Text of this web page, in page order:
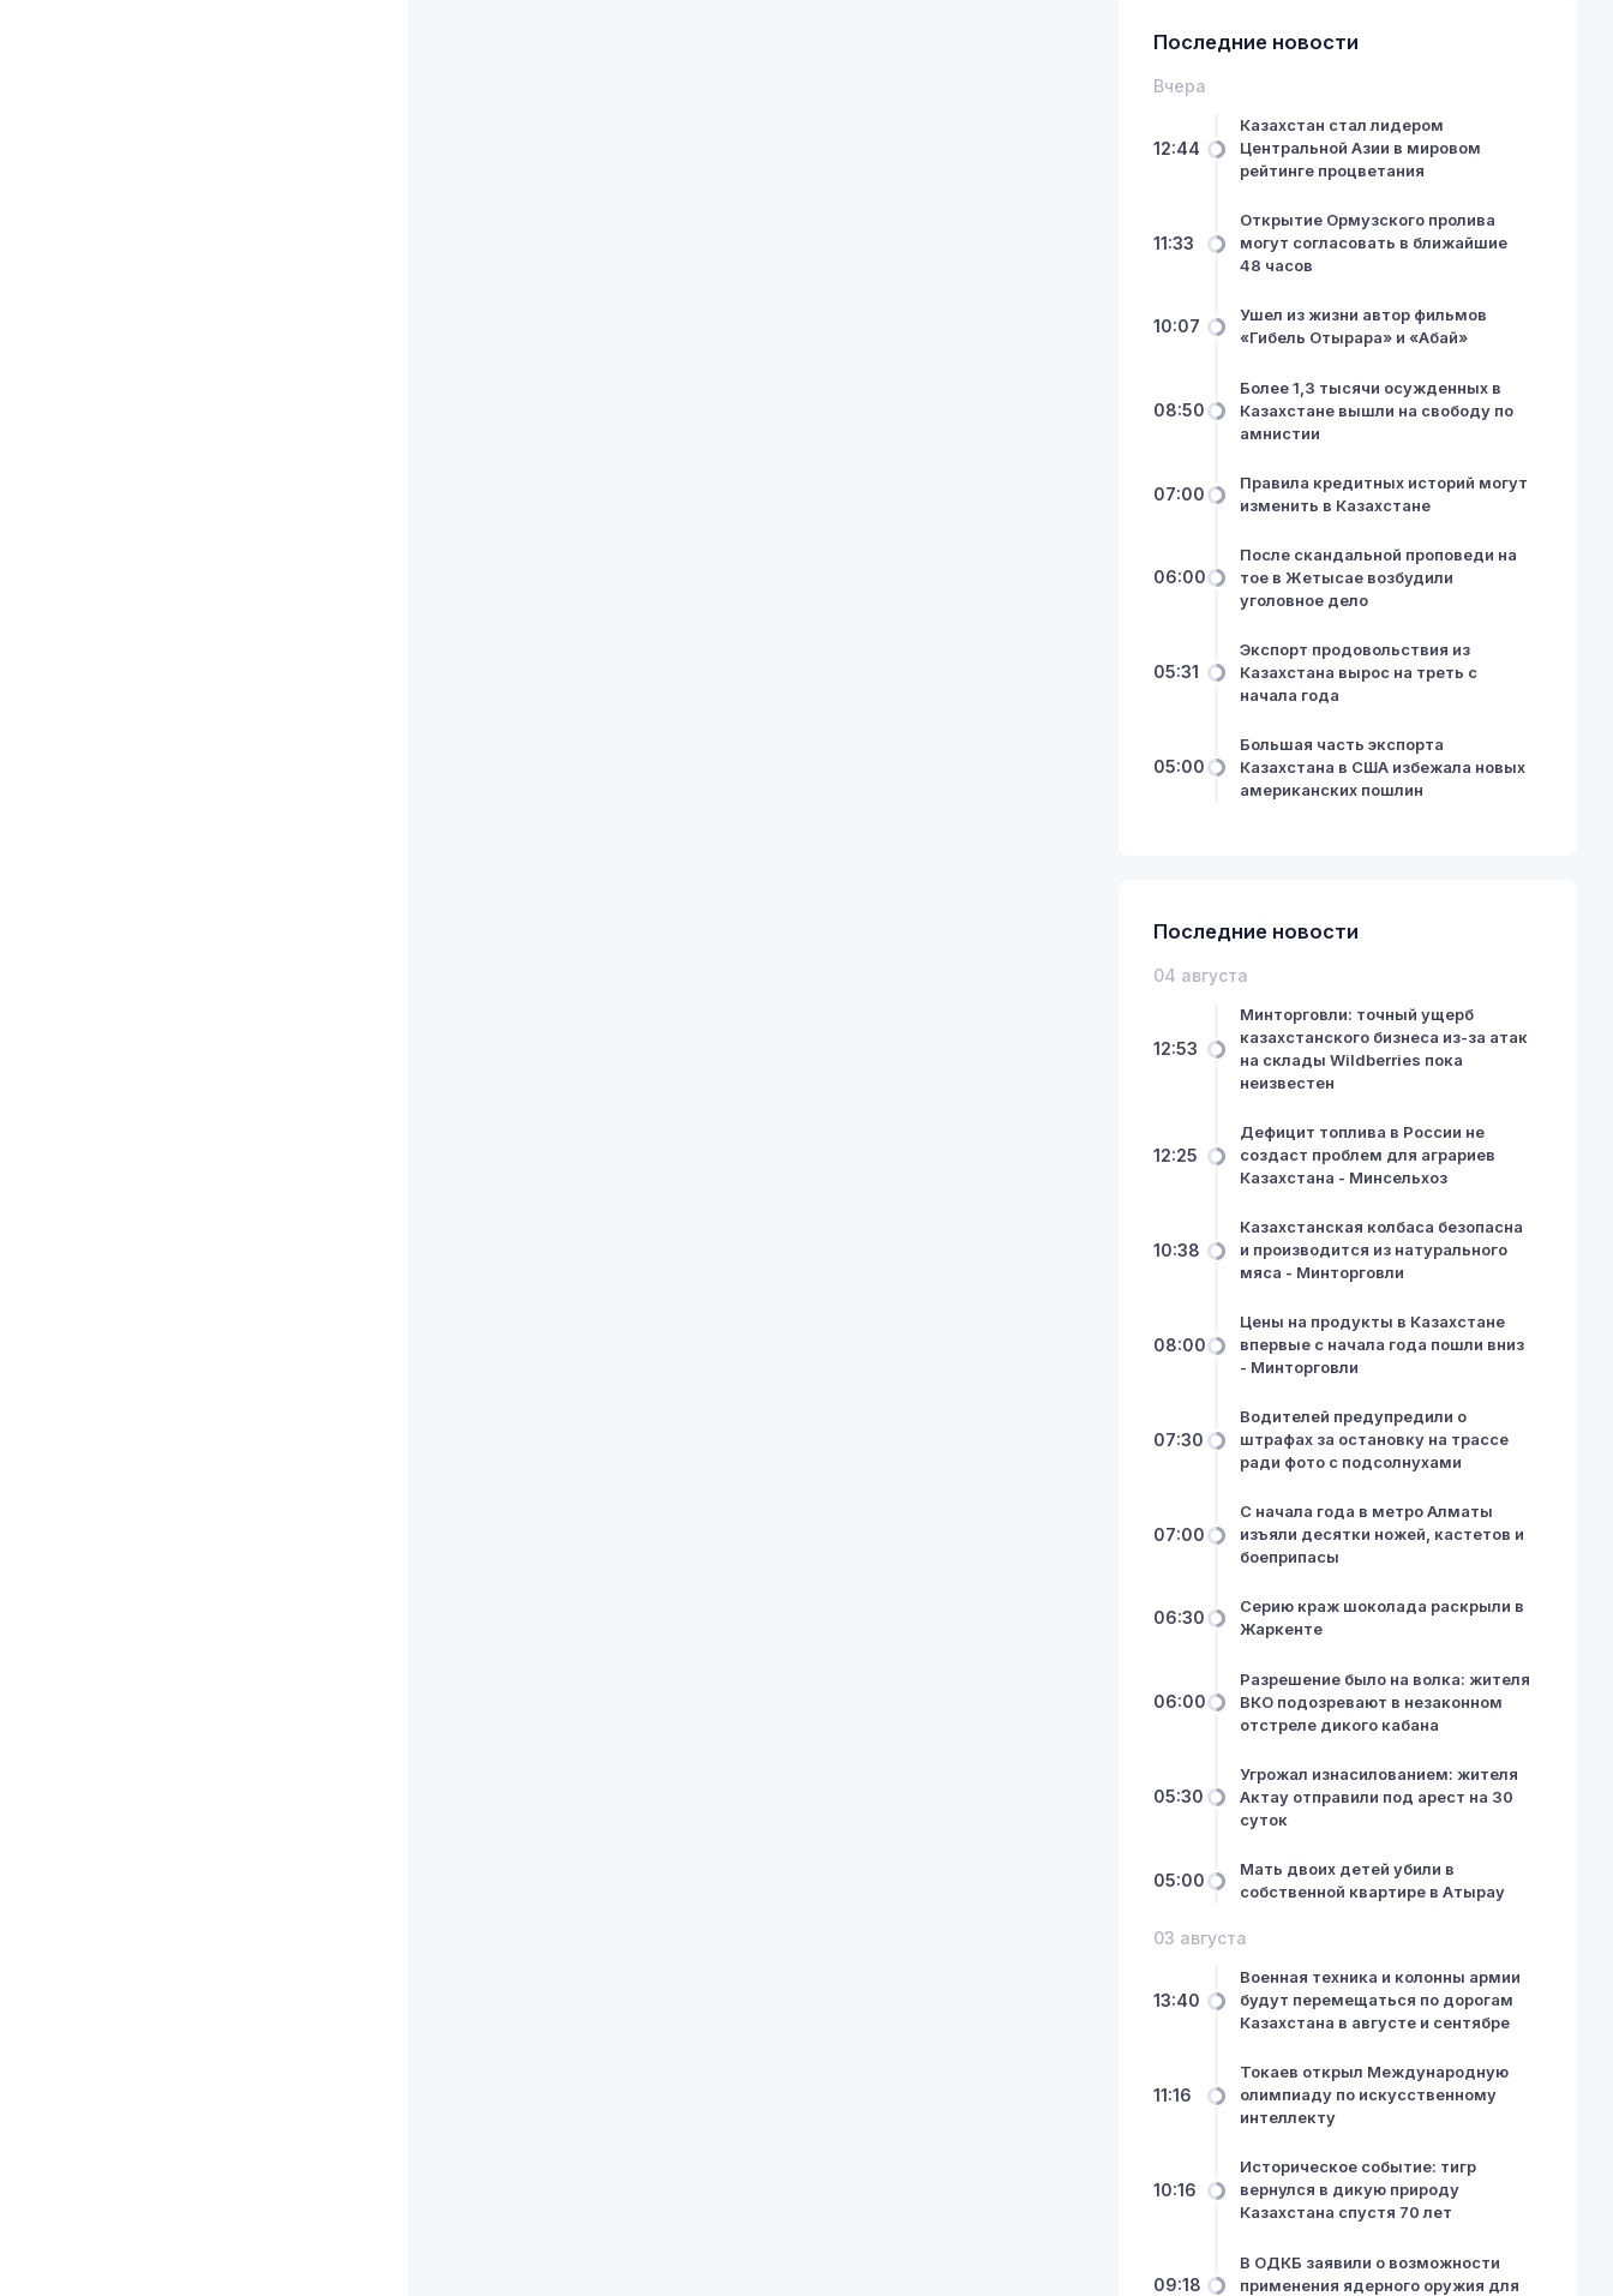
Последние новости
Вчера
12:44
Казахстан стал лидером
Центральной Азии в мировом
рейтинге процветания
11:33
Открытие Ормузского пролива
могут согласовать в ближайшие
48 часов
10:07
Ушел из жизни автор фильмов
«Гибель Отырара» и «Абай»
08:50
Более 1,3 тысячи осужденных в
Казахстане вышли на свободу по
амнистии
07:00
Правила кредитных историй могут
изменить в Казахстане
06:00
После скандальной проповеди на
тое в Жетысае возбудили
уголовное дело
05:31
Экспорт продовольствия из
Казахстана вырос на треть с
начала года
05:00
Большая часть экспорта
Казахстана в США избежала новых
американских пошлин
Последние новости
04 августа
12:53
Минторговли: точный ущерб
казахстанского бизнеса из-за атак
на склады Wildberries пока
неизвестен
12:25
Дефицит топлива в России не
создаст проблем для аграриев
Казахстана - Минсельхоз
10:38
Казахстанская колбаса безопасна
и производится из натурального
мяса - Минторговли
08:00
Цены на продукты в Казахстане
впервые с начала года пошли вниз
- Минторговли
07:30
Водителей предупредили о
штрафах за остановку на трассе
ради фото с подсолнухами
07:00
С начала года в метро Алматы
изъяли десятки ножей, кастетов и
боеприпасы
06:30
Серию краж шоколада раскрыли в
Жаркенте
06:00
Разрешение было на волка: жителя
ВКО подозревают в незаконном
отстреле дикого кабана
05:30
Угрожал изнасилованием: жителя
Актау отправили под арест на 30
суток
05:00
Мать двоих детей убили в
собственной квартире в Атырау
03 августа
13:40
Военная техника и колонны армии
будут перемещаться по дорогам
Казахстана в августе и сентябре
11:16
Токаев открыл Международную
олимпиаду по искусственному
интеллекту
10:16
Историческое событие: тигр
вернулся в дикую природу
Казахстана спустя 70 лет
09:18
В ОДКБ заявили о возможности
применения ядерного оружия для
NewsHub.kz 2026 ©